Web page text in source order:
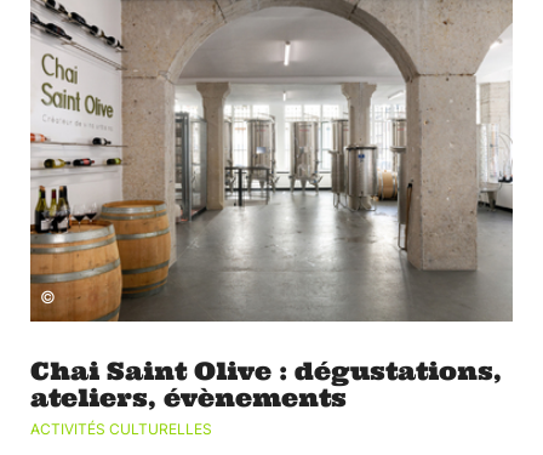
©
Chai Saint Olive : dégustations,
ateliers, évènements
ACTIVITÉS CULTURELLES